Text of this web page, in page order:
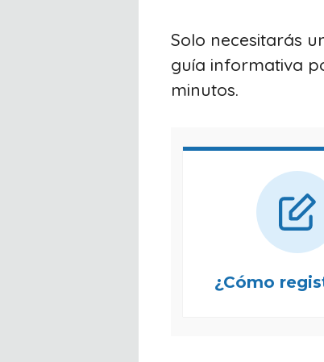
Solo necesitarás
guía informativa
minutos.
¿Cómo